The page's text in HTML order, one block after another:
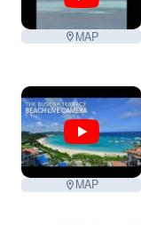
MAP
MAP